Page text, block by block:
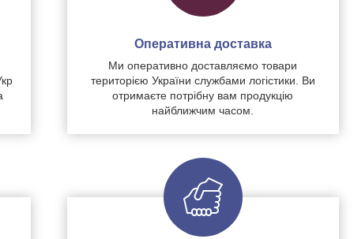
Оперативна доставка
Ми оперативно доставляємо товари
територією України службами логістики. Ви
отримаєте потрібну вам продукцію
найближчим часом.